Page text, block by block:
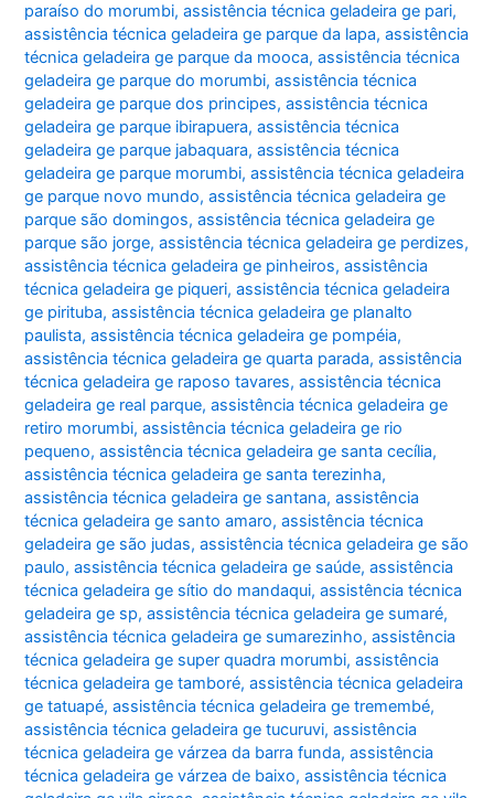
paraíso do morumbi,assistência técnica geladeira ge pari,
assistência técnica geladeira ge parque da lapa,assistência
técnica geladeira ge parque da mooca,assistência técnica
geladeira ge parque do morumbi,assistência técnica
geladeira ge parque dos principes,assistência técnica
geladeira ge parque ibirapuera,assistência técnica
geladeira ge parque jabaquara,assistência técnica
geladeira ge parque morumbi,assistência técnica geladeira
ge parque novo mundo,assistência técnica geladeira ge
parque são domingos,assistência técnica geladeira ge
parque são jorge,assistência técnica geladeira ge perdizes,
assistência técnica geladeira ge pinheiros,assistência
técnica geladeira ge piqueri,assistência técnica geladeira
ge pirituba,assistência técnica geladeira ge planalto
paulista,assistência técnica geladeira ge pompéia,
assistência técnica geladeira ge quarta parada,assistência
técnica geladeira ge raposo tavares,assistência técnica
geladeira ge real parque,assistência técnica geladeira ge
retiro morumbi,assistência técnica geladeira ge rio
pequeno,assistência técnica geladeira ge santa cecília,
assistência técnica geladeira ge santa terezinha,
assistência técnica geladeira ge santana,assistência
técnica geladeira ge santo amaro,assistência técnica
geladeira ge são judas,assistência técnica geladeira ge são
paulo,assistência técnica geladeira ge saúde,assistência
técnica geladeira ge sítio do mandaqui,assistência técnica
geladeira ge sp,assistência técnica geladeira ge sumaré,
assistência técnica geladeira ge sumarezinho,assistência
técnica geladeira ge super quadra morumbi,assistência
técnica geladeira ge tamboré,assistência técnica geladeira
ge tatuapé,assistência técnica geladeira ge tremembé,
assistência técnica geladeira ge tucuruvi,assistência
técnica geladeira ge várzea da barra funda,assistência
técnica geladeira ge várzea de baixo,assistência técnica